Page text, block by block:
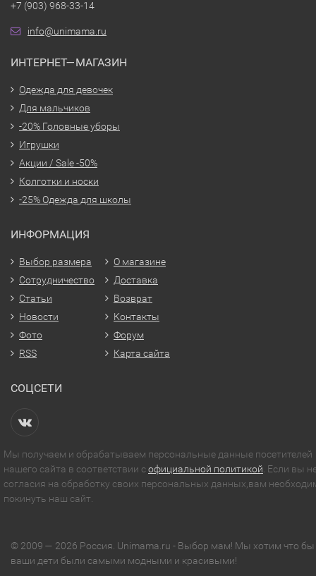
+7 (903) 968-33-14
info@unimama.ru
ИНТЕРНЕТ—МАГАЗИН
Одежда для девочек
Для мальчиков
-20% Головные уборы
Игрушки
Акции / Sale -50%
Колготки и носки
-25% Одежда для школы
ИНФОРМАЦИЯ
Выбор размера
Сотрудничество
Статьи
Новости
Фото
RSS
О магазине
Доставка
Возврат
Контакты
Форум
Карта сайта
СОЦСЕТИ
Мы получаем и обрабатываем персональные данные посетителей
нашего сайта в соответствии софициальной политикой. Если вы
согласия на обработку своих персональных данных,вам
покинуть наш сайт.
© 2009 — 2026 Россия. Unimama.ru - Выбор мам! Мы хотим что бы
ваши дети были самыми модными и красивыми!